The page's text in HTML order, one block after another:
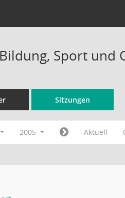
Sport und
Sitzungen
2005 Aktuell